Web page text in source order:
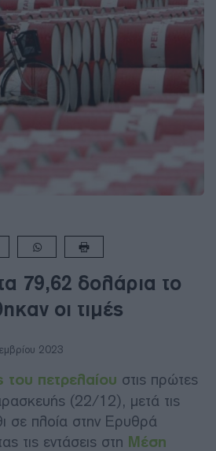
79,62 δολάρια το
οι τιμές
2023
του πετρελαίου στις πρώτες
(22/12), μετά τις
σε πλοία στην Ερυθρά
τις εντάσεις στη Μέση